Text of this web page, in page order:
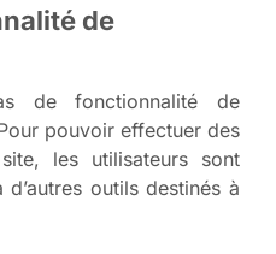
de
de fonctionnalité de
pouvoir effectuer des
les utilisateurs sont
outils destinés à